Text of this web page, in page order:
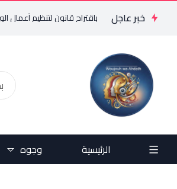
خبر عاجل
النواب: تقدمنا باقتراح قانون لتنظيم أعمال
الرئيسية وجوه